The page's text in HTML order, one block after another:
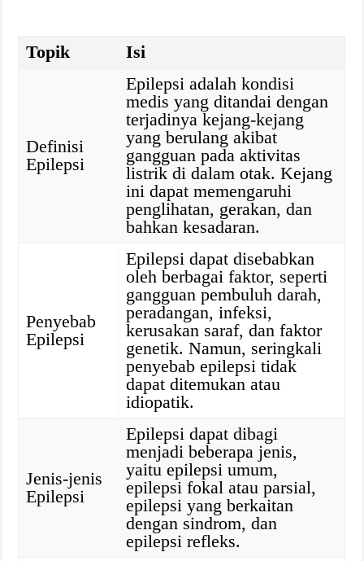
Topik Isi
Definisi
Epilepsi
Epilepsi adalah kondisi
medis yang ditandai dengan
terjadinya kejang-kejang
yang berulang akibat
gangguan pada aktivitas
listrik di dalam otak. Kejang
ini dapat memengaruhi
penglihatan, gerakan, dan
bahkan kesadaran.
Penyebab
Epilepsi
Epilepsi dapat disebabkan
oleh berbagai faktor, seperti
gangguan pembuluh darah,
peradangan, infeksi,
kerusakan saraf, dan faktor
genetik. Namun, seringkali
penyebab epilepsi tidak
dapat ditemukan atau
idiopatik.
Jenis-jenis
Epilepsi
Epilepsi dapat dibagi
menjadi beberapa jenis,
yaitu epilepsi umum,
epilepsi fokal atau parsial,
epilepsi yang berkaitan
dengan sindrom, dan
epilepsi refleks.